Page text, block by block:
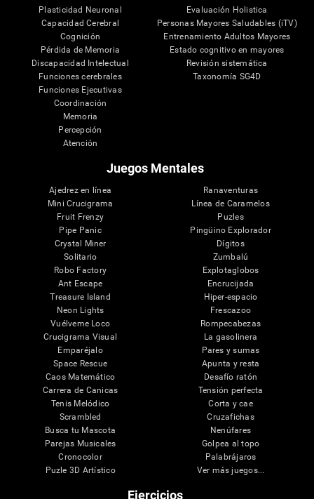
Plasticidad Neuronal
Capacidad Cerebral
Cognición
Pérdida de Memoria
Discapacidad Intelectual
Funciones cerebrales
Funciones Ejecutivas
Coordinación
Memoria
Percepción
Atención
Evaluación Holistica
Personas Mayores Saludables (iTV)
Entrenamiento Adultos Mayores
Estado cognitivo en mayores
Revisión sistemática
Taxonomía SG4D
Juegos Mentales
Ajedrez en línea
Mini Crucigrama
Fruit Frenzy
Pipe Panic
Crystal Miner
Solitario
Robo Factory
Ant Escape
Treasure Island
Neon Lights
Vuélveme Loco
Crucigrama Visual
Emparéjalo
Space Rescue
Caos Matemático
Carrera de Canicas
Tenis Melódico
Scrambled
Busca tu Mascota
Parejas Musicales
Cronocolor
Puzle 3D Artístico
Ranaventuras
Línea de Caramelos
Puzles
Pingüino Explorador
Dígitos
Zumbalú
Explotaglobos
Encrucijada
Hiper-espacio
Frescazoo
Rompecabezas
La gasolinera
Pares y sumas
Apunta y resta
Desafío ratón
Tensión perfecta
Corta y cae
Cruzafichas
Nenúfares
Golpea al topo
Palabrájaros
Ver más juegos...
Ejercicios